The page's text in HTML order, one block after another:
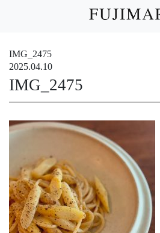
IMG_2475
2025.04.10
IMG_2475